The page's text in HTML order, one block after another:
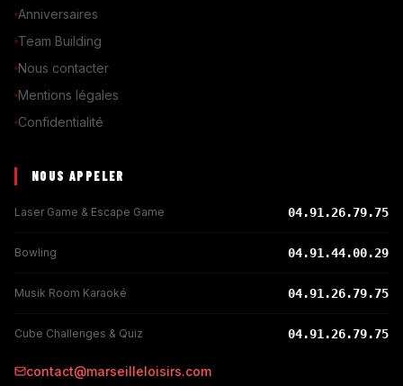
Anniversaires
Team Building
Nous contacter
Mentions légales
Confidentialité
NOUS APPELER
Laser Game & Escape Game 04.91.26.79.75
Bowling 04.91.44.00.29
Musik Room Karaoké 04.91.26.79.75
Cube Challenges & Quiz 04.91.26.79.75
contact@marseilleloisirs.com